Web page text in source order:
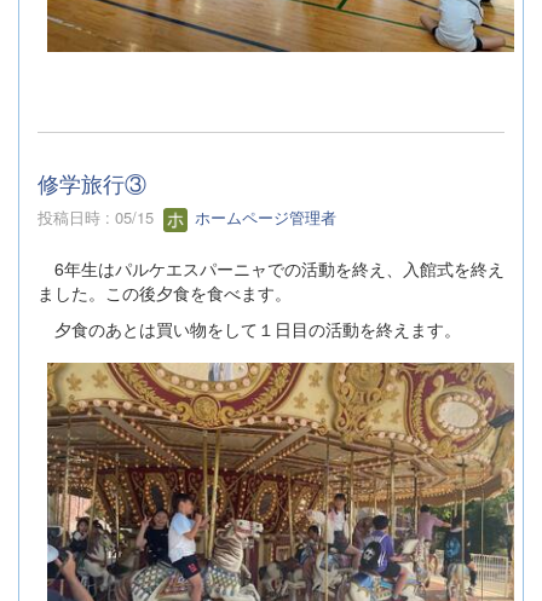
修学旅行③
投稿日時 : 05/15 ホームページ管理者
6年生はパルケエスパーニャでの活動を終え、入館式を終え
ました。この後夕食を食べます。
夕食のあとは買い物をして１日目の活動を終えます。